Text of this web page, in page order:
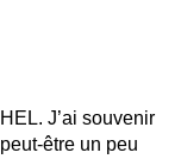
J’ai souvenir
être un peu